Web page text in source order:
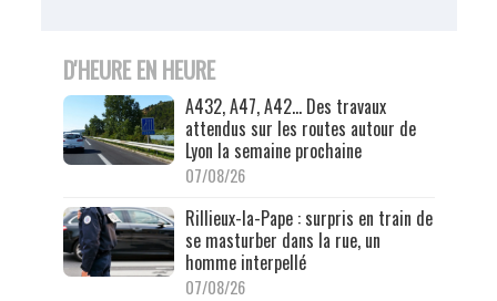
D'HEURE EN HEURE
A432, A47, A42… Des travaux
attendus sur les routes autour de
Lyon la semaine prochaine
07/08/26
Rillieux-la-Pape : surpris en train de
se masturber dans la rue, un
homme interpellé
07/08/26